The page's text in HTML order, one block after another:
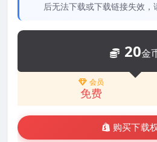
后无法下载或下载链接失效，
20金
会员
免费
购买下载